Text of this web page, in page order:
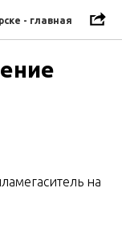
- главная
на